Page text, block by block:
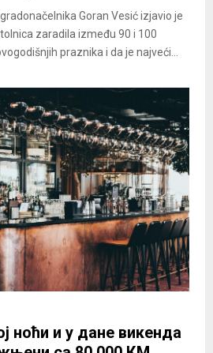
Goran Vesić izjavio je
zaradila između 90 i 100
praznika i da je najveći...
ноћи и у дане викенда